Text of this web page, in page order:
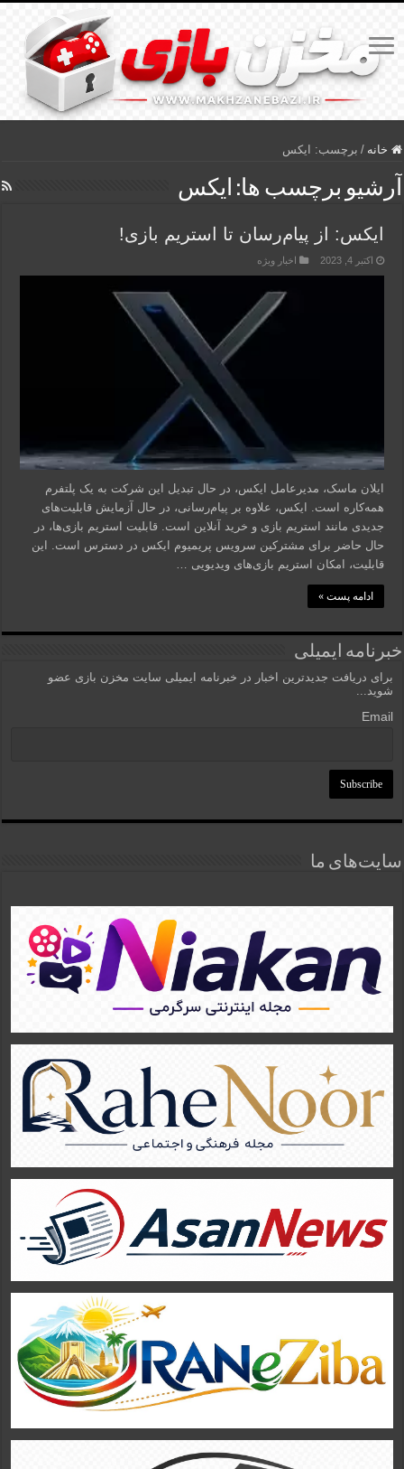
خانه / برچسب: ایکس
آرشیو برچسب ها: ایکس
ایکس: از پیام‌رسان تا استریم بازی!
اکتبر 4, 2023 اخبار ویژه
ایلان ماسک، مدیرعامل ایکس، در حال تبدیل این شرکت به یک پلتفرم
همه‌کاره است. ایکس، علاوه بر پیام‌رسانی، در حال آزمایش قابلیت‌های
جدیدی مانند استریم بازی و خرید آنلاین است. قابلیت استریم بازی‌ها، در
حال حاضر برای مشترکین سرویس پریمیوم ایکس در دسترس است. این
قابلیت، امکان استریم بازی‌های ویدیویی …
ادامه پست »
خبرنامه ایمیلی
برای دریافت جدیدترین اخبار در خبرنامه ایمیلی سایت مخزن بازی عضو
شوید...
Email
سایت‌های ما